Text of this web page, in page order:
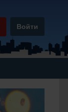
Войти